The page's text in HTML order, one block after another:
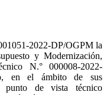
2022-DP/OGPM la
y Modernización,
N.° 000008-2022-
en el ámbito de sus
punto de vista técnico